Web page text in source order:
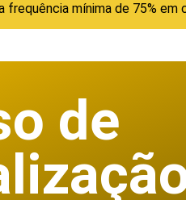
frequência mínima de 75% em
de